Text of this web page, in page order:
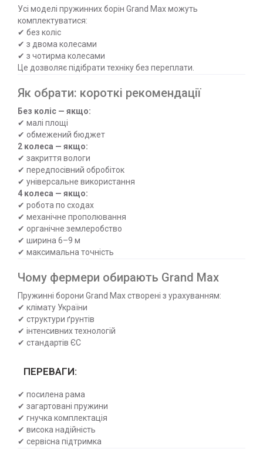
Усі моделі пружинних борін Grand Max можуть
комплектуватися:
✔ без коліс
✔ з двома колесами
✔ з чотирма колесами
Це дозволяє підібрати техніку без переплати.
Як обрати: короткі рекомендації
Без коліс — якщо:
✔ малі площі
✔ обмежений бюджет
2 колеса — якщо:
✔ закриття вологи
✔ передпосівний обробіток
✔ універсальне використання
4 колеса — якщо:
✔ робота по сходах
✔ механічне прополювання
✔ органічне землеробство
✔ ширина 6–9 м
✔ максимальна точність
Чому фермери обирають Grand Max
Пружинні борони Grand Max створені з урахуванням:
✔ клімату України
✔ структури ґрунтів
✔ інтенсивних технологій
✔ стандартів ЄС
ПЕРЕВАГИ:
✔ посилена рама
✔ загартовані пружини
✔ гнучка комплектація
✔ висока надійність
✔ сервісна підтримка